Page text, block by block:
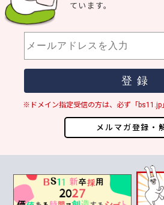
メルマガ登録・
ています。
※ドメイン指定受信の方は、必ず「bs11.jp